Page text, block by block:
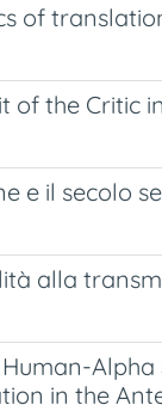
of
of the Critic
e il secolo
alla
Alpha
in the